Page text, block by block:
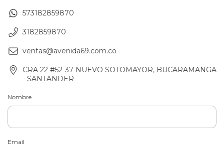
573182859870
3182859870
ventas@avenida69.com.co
CRA 22 #52-37 NUEVO SOTOMAYOR, BUCARAMANGA
- SANTANDER
Nombre
Email